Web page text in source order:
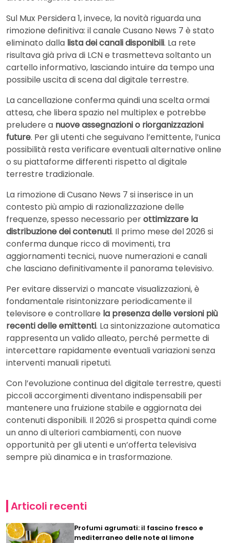
Sul Mux Persidera 1, invece, la novità riguarda una
rimozione definitiva: il canale Cusano News 7 è stato
eliminato dalla lista dei canali disponibili. La rete
risultava già priva di LCN e trasmetteva soltanto un
cartello informativo, lasciando intuire da tempo una
possibile uscita di scena dal digitale terrestre.
La cancellazione conferma quindi una scelta ormai
attesa, che libera spazio nel multiplex e potrebbe
preludere a nuove assegnazioni o riorganizzazioni
future. Per gli utenti che seguivano l’emittente, l’unica
possibilità resta verificare eventuali alternative online
o su piattaforme differenti rispetto al digitale
terrestre tradizionale.
La rimozione di Cusano News 7 si inserisce in un
contesto più ampio di razionalizzazione delle
frequenze, spesso necessario perottimizzare la
distribuzione dei contenuti. Il primo mese del 2026 si
conferma dunque ricco di movimenti, tra
aggiornamenti tecnici, nuove numerazioni e canali
che lasciano definitivamente il panorama televisivo.
Per evitare disservizi o mancate visualizzazioni, è
fondamentale risintonizzare periodicamente il
televisore e controllare la presenza delle versioni più
recenti delle emittenti. La sintonizzazione automatica
rappresenta un valido alleato, perché permette di
intercettare rapidamente eventuali variazioni senza
interventi manuali ripetuti.
Con l’evoluzione continua del digitale terrestre, questi
piccoli accorgimenti diventano indispensabili per
mantenere una fruizione stabile e aggiornata dei
contenuti disponibili. Il 2026 si prospetta quindi come
un anno di ulteriori cambiamenti, con nuove
opportunità per gli utenti e un’offerta televisiva
sempre più dinamica e in trasformazione.
Articoli recenti
Profumi agrumati: il fascino fresco e
mediterraneo delle note al limone